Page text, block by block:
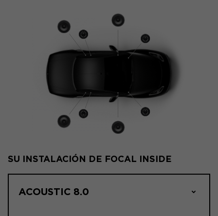
SU INSTALACIÓN DE FOCAL INSIDE
ACOUSTIC 8.0